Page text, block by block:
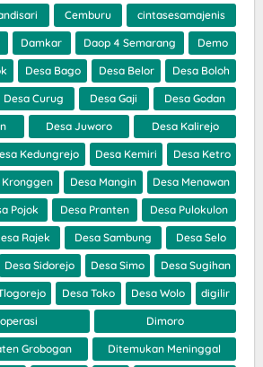
Cemburu cintasesamajenis
Damkar Daop 4 Semarang Demo
Desa Bago Desa Belor Desa Boloh
Desa Curug Desa Gaji Desa Godan
Desa Juworo Desa Kalirejo
Kedungrejo Desa Kemiri Desa Ketro
Kronggen Desa Mangin Desa Menawan
Pojok Desa Pranten Desa Pulokulon
Rajek Desa Sambung Desa Selo
Desa Sidorejo Desa Simo Desa Sugihan
Desa Toko Desa Wolo digilir
Dimoro
Grobogan Ditemukan Meninggal